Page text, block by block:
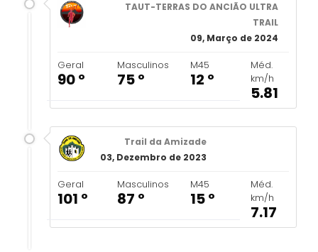
TAUT-TERRAS DO ANCIÃO ULTRA
TRAIL
09, Março de 2024
Geral
90 º
Masculinos
75 º
M45
12 º
Méd.
km/h
5.81
Trail da Amizade
03, Dezembro de 2023
Geral
101 º
Masculinos
87 º
M45
15 º
Méd.
km/h
7.17